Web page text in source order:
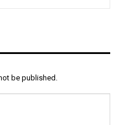
be published.